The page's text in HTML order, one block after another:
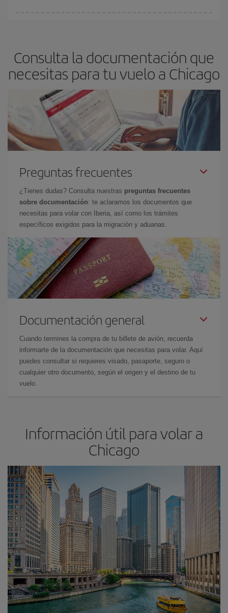
Consulta la documentación que
necesitas para tu vuelo a Chicago
Preguntas frecuentes
¿Tienes dudas? Consulta nuestras preguntas frecuentes
sobre documentación: te aclaramos los documentos que
necesitas para volar con Iberia, así como los trámites
específicos exigidos para la migración y aduanas.
Documentación general
Cuando termines la compra de tu billete de avión, recuerda
informarte de la documentación que necesitas para volar. Aquí
puedes consultar si requieres visado, pasaporte, seguro o
cualquier otro documento, según el origen y el destino de tu
vuelo.
Información útil para volar a
Chicago